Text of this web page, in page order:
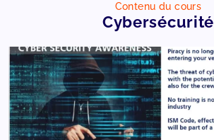
Contenu du cours
Cybersécurité